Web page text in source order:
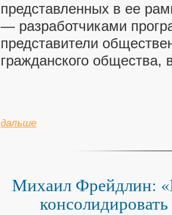
представленных в ее
— разработчиками
представители
гражданского общества,
дальше
Михаил Фрейдлин: